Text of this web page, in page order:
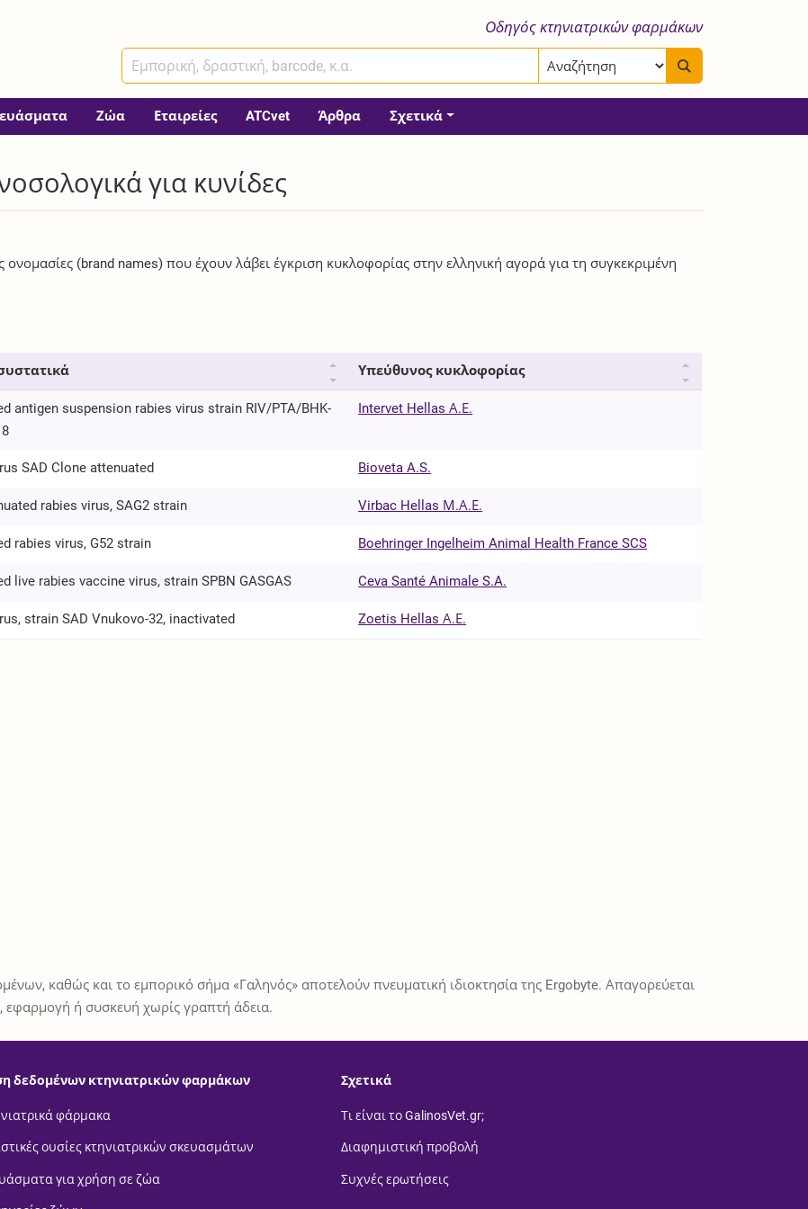
Οδηγός κτηνιατρικών φαρμάκων
Ζώα Εταιρείες ATCvet Άρθρα Σχετικά
για κυνίδες
ονομασίες (brand names) που έχουν λάβει έγκριση κυκλοφορίας στην ελληνική αγορά για τη συγκεκριμένη
Υπεύθυνος κυκλοφορίας
antigen suspension rabies virus strain RIV/PTA/BHK-
Intervet Hellas Α.Ε.
SAD Clone attenuated Bioveta A.S.
rabies virus, SAG2 strain Virbac Hellas Μ.Α.Ε.
rabies virus, G52 strain Boehringer Ingelheim Animal Health France SCS
live rabies vaccine virus, strain SPBN GASGAS Ceva Santé Animale S.A.
strain SAD Vnukovo-32, inactivated Zoetis Hellas Α.Ε.
καθώς και το εμπορικό σήμα «Γαληνός» αποτελούν πνευματική ιδιοκτησία της Ergobyte. Απαγορεύεται
ή συσκευή χωρίς γραπτή άδεια.
δεδομένων κτηνιατρικών φαρμάκων
φάρμακα
ουσίες κτηνιατρικών σκευασμάτων
για χρήση σε ζώα
Σχετικά
Τι είναι το GalinosVet.gr;
Διαφημιστική προβολή
Συχνές ερωτήσεις